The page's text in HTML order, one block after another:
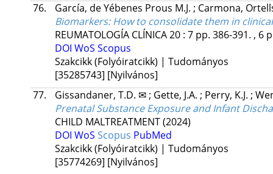
76.
García, de Yébenes Prous M.J. ; Carmona,
Biomarkers: How to consolidate them in
REUMATOLOGÍA CLÍNICA20: 7 pp. 386-391. , 6
DOI WoS Scopus
Szakcikk (Folyóiratcikk) | Tudományos
[35285743] [Nyilvános]
77.
Gissandaner, T.D. ✉ ; Gette, J.A. ; Perry, K.J. ;
Prenatal Substance Exposure and Infant
CHILD MALTREATMENT(2024)
DOI WoS Scopus PubMed
Szakcikk (Folyóiratcikk) | Tudományos
[35774269] [Nyilvános]